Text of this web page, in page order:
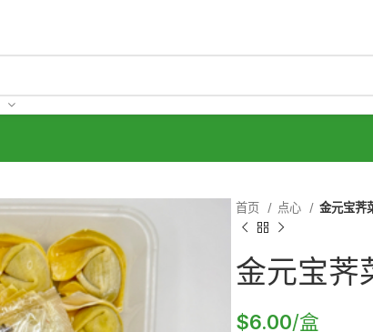
首页 点心 金元宝荠
金元宝荠
$6.00/盒